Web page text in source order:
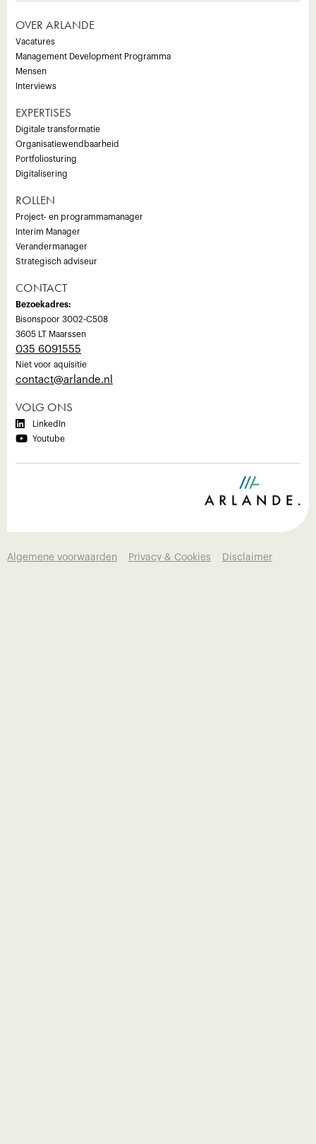
OVER ARLANDE
Vacatures
Management Development Programma
Mensen
Interviews
EXPERTISES
Digitale transformatie
Organisatiewendbaarheid
Portfoliosturing
Digitalisering
ROLLEN
Project- en programmamanager
Interim Manager
Verandermanager
Strategisch adviseur
CONTACT
Bezoekadres:
Bisonspoor 3002-C508
3605 LT Maarssen
035 6091555
Niet voor aquisitie
‍contact@arlande.nl
VOLG ONS
 LinkedIn
 Youtube
Algemene voorwaarden Privacy & Cookies Disclaimer